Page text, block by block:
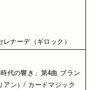
ナーデ（ギロック）
代の響き」第4曲 ブラン
アン）/ カードマジック